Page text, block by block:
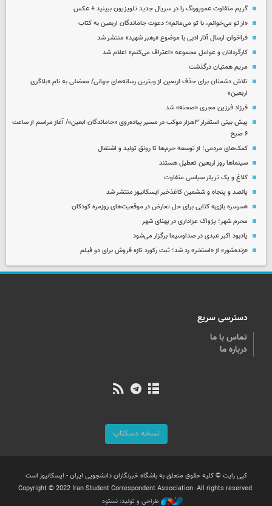
گریم متفاوت عموپورنگ را در سریال جدید تلویزیون ببینید + عکس
«از تو می‌خوانم، با تو می‌مانم»؛ دعوت جاماندگان اربعین به کتاب
فراخوان ارسال آثار ادبی با موضوع «رهبر شهید» منتشر شد
کارگردانان و عوامل مجموعه «اعتراف می‌کنم» اعلام شد
مریم همتیان درگذشت
تلاش دشمنان برای حذف اربعین از ویترین رسانه‌های جهانی/ معضلی به نام «بلاگری
اربعین»
فرزاد فرزین مجری «صحنه» شد
پیش بینی استقرار ۳هزار موکب در مسیر پیاده‌روی «جاماندگان ابعین»/ آغاز مراسم از ساعت
۶ صبح
کمک‌های مردمی؛ از توسعه حرم‌ها تا رونق تولید و اشتغال
سینماها روز اربعین تعطیل هستند
کلاغ و یک تریلر سیاسی متفاوت
پانصد و پنجاه و ششمین کاغذخبر ایسکانیوز منتشر شد
«سرسره بازی» کتابی برای حل تعارض در موقعیت‌های روزمره کودکان
محرم شهر؛ پژواک عزاداری در پهنای شهر
یادبود اکبر عبدی در صداوسیما برگزار می‌شود
«زنده‌شور» از «استخر» رد شد؛ ثبت رکورد تازه فروش برای دو فیلم
دسترسی سریع
تماس با ما
درباره ما
نسخه دسکتاپ
کپی رایت © کلیه حقوق متعلق به باشگاه خبرنگاران دانشجویی ایران - ایسکانیوز است
Copyright © 2022 Iran Student Correspondent Association. All rights reserved.
طراحی و تولید: نستوه